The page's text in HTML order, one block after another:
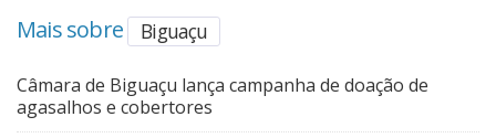
Mais sobre Biguaçu
Câmara de Biguaçu lança campanha de doação de
agasalhos e cobertores